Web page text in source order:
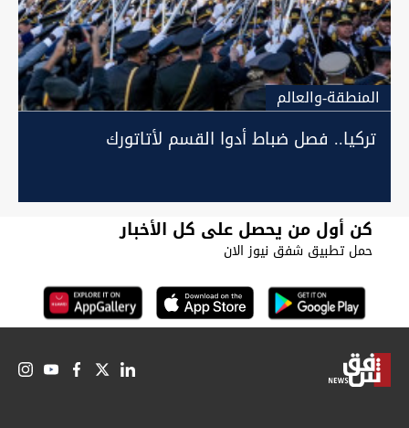
المنطقة-والعالم
تركيا.. فصل ضباط أدوا القسم لأتاتورك
كن أول من يحصل على كل الأخبار
حمل تطبيق شفق نيوز الان